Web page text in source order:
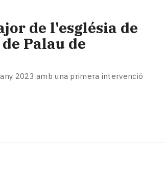
de l'església de
Palau de
2023 amb una primera intervenció